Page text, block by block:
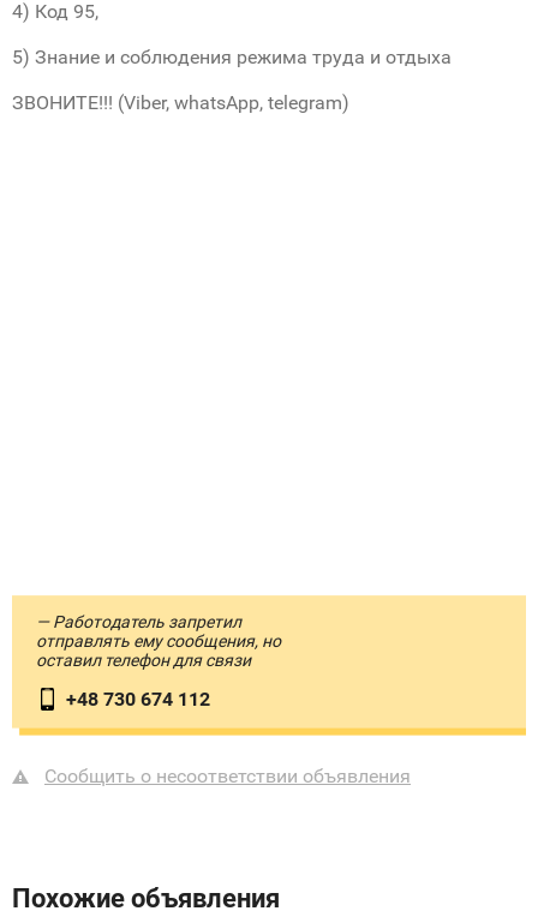
4) Код 95,
5) Знание и соблюдения режима труда и отдыха
ЗВОНИТЕ!!! (Viber, whatsApp, telegram)
— Работодатель запретил
отправлять ему сообщения, но
оставил телефон для связи
+48 730 674 112
Сообщить о несоответствии объявления
Похожие объявления